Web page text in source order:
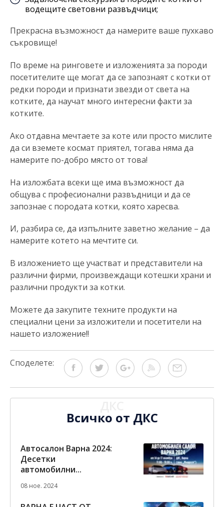
водещите световни развъдчици;
Прекрасна възможност да намерите ваше пухкаво
съкровище!
По време на ринговете и изложенията за породи
посетителите ще могат да се запознаят с котки от
редки породи и признати звезди от света на
котките, да научат много интересни факти за
котките.
Ако отдавна мечтаете за коте или просто мислите
да си вземете космат приятел, тогава няма да
намерите по-добро място от това!
На изложбата всеки ще има възможност да
общува с професионални развъдници и да се
запознае с породата котки, която харесва.
И, разбира се, да изпълните заветно желание – да
намерите котето на мечтите си.
В изложението ще участват и представители на
различни фирми, произвеждащи котешки храни и
различни продукти за котки.
Можете да закупите техните продукти на
специални цени за изложители и посетители на
нашето изложение!!
Споделете:
Всичко от ДКС
Автосалон Варна 2024:
Десетки
автомобилни...
08 ное. 2024